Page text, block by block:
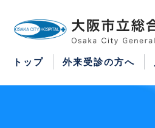
トップ 外来受診の方へ
紹介状をお持ちの方はこちら
再診の予約変更はこちら